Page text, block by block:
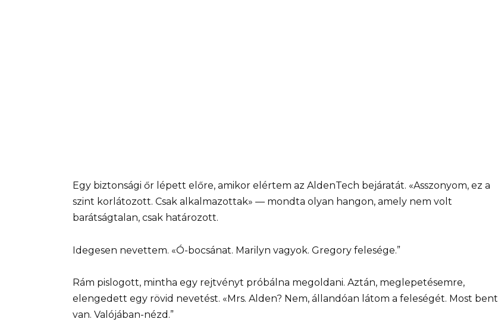
Egy biztonsági őr lépett előre, amikor elértem az AldenTech bejáratát. «Asszonyom, ez a
szint korlátozott. Csak alkalmazottak» — mondta olyan hangon, amely nem volt
barátságtalan, csak határozott.
Idegesen nevettem. «Ó-bocsánat. Marilyn vagyok. Gregory felesége.”
Rám pislogott, mintha egy rejtvényt próbálna megoldani. Aztán, meglepetésemre,
elengedett egy rövid nevetést. «Mrs. Alden? Nem, állandóan látom a feleségét. Most bent
van. Valójában-nézd.”